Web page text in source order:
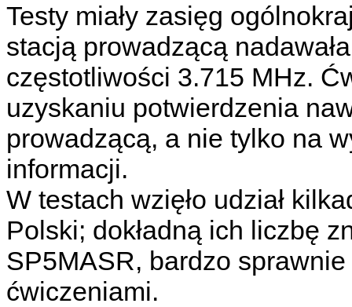
Testy miały zasięg
stacją prowadzącą
częstotliwości 3.715 MHz.
uzyskaniu potwierdzenia
prowadzącą, a nie tylko na
informacji.
W testach wzięło udział
Polski; dokładną ich liczbę
SP5MASR, bardzo
ćwiczeniami.